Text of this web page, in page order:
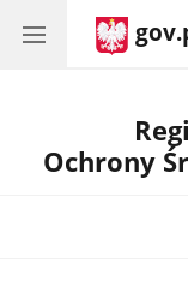
Ochrony